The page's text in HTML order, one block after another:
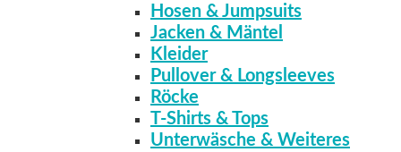
Hosen & Jumpsuits
Jacken & Mäntel
Kleider
Pullover & Longsleeves
Röcke
T-Shirts & Tops
Unterwäsche & Weiteres